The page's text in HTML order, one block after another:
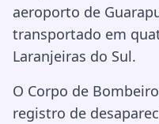
aeroporto de
transportado em
Laranjeiras do Sul.
O Corpo de
registro de